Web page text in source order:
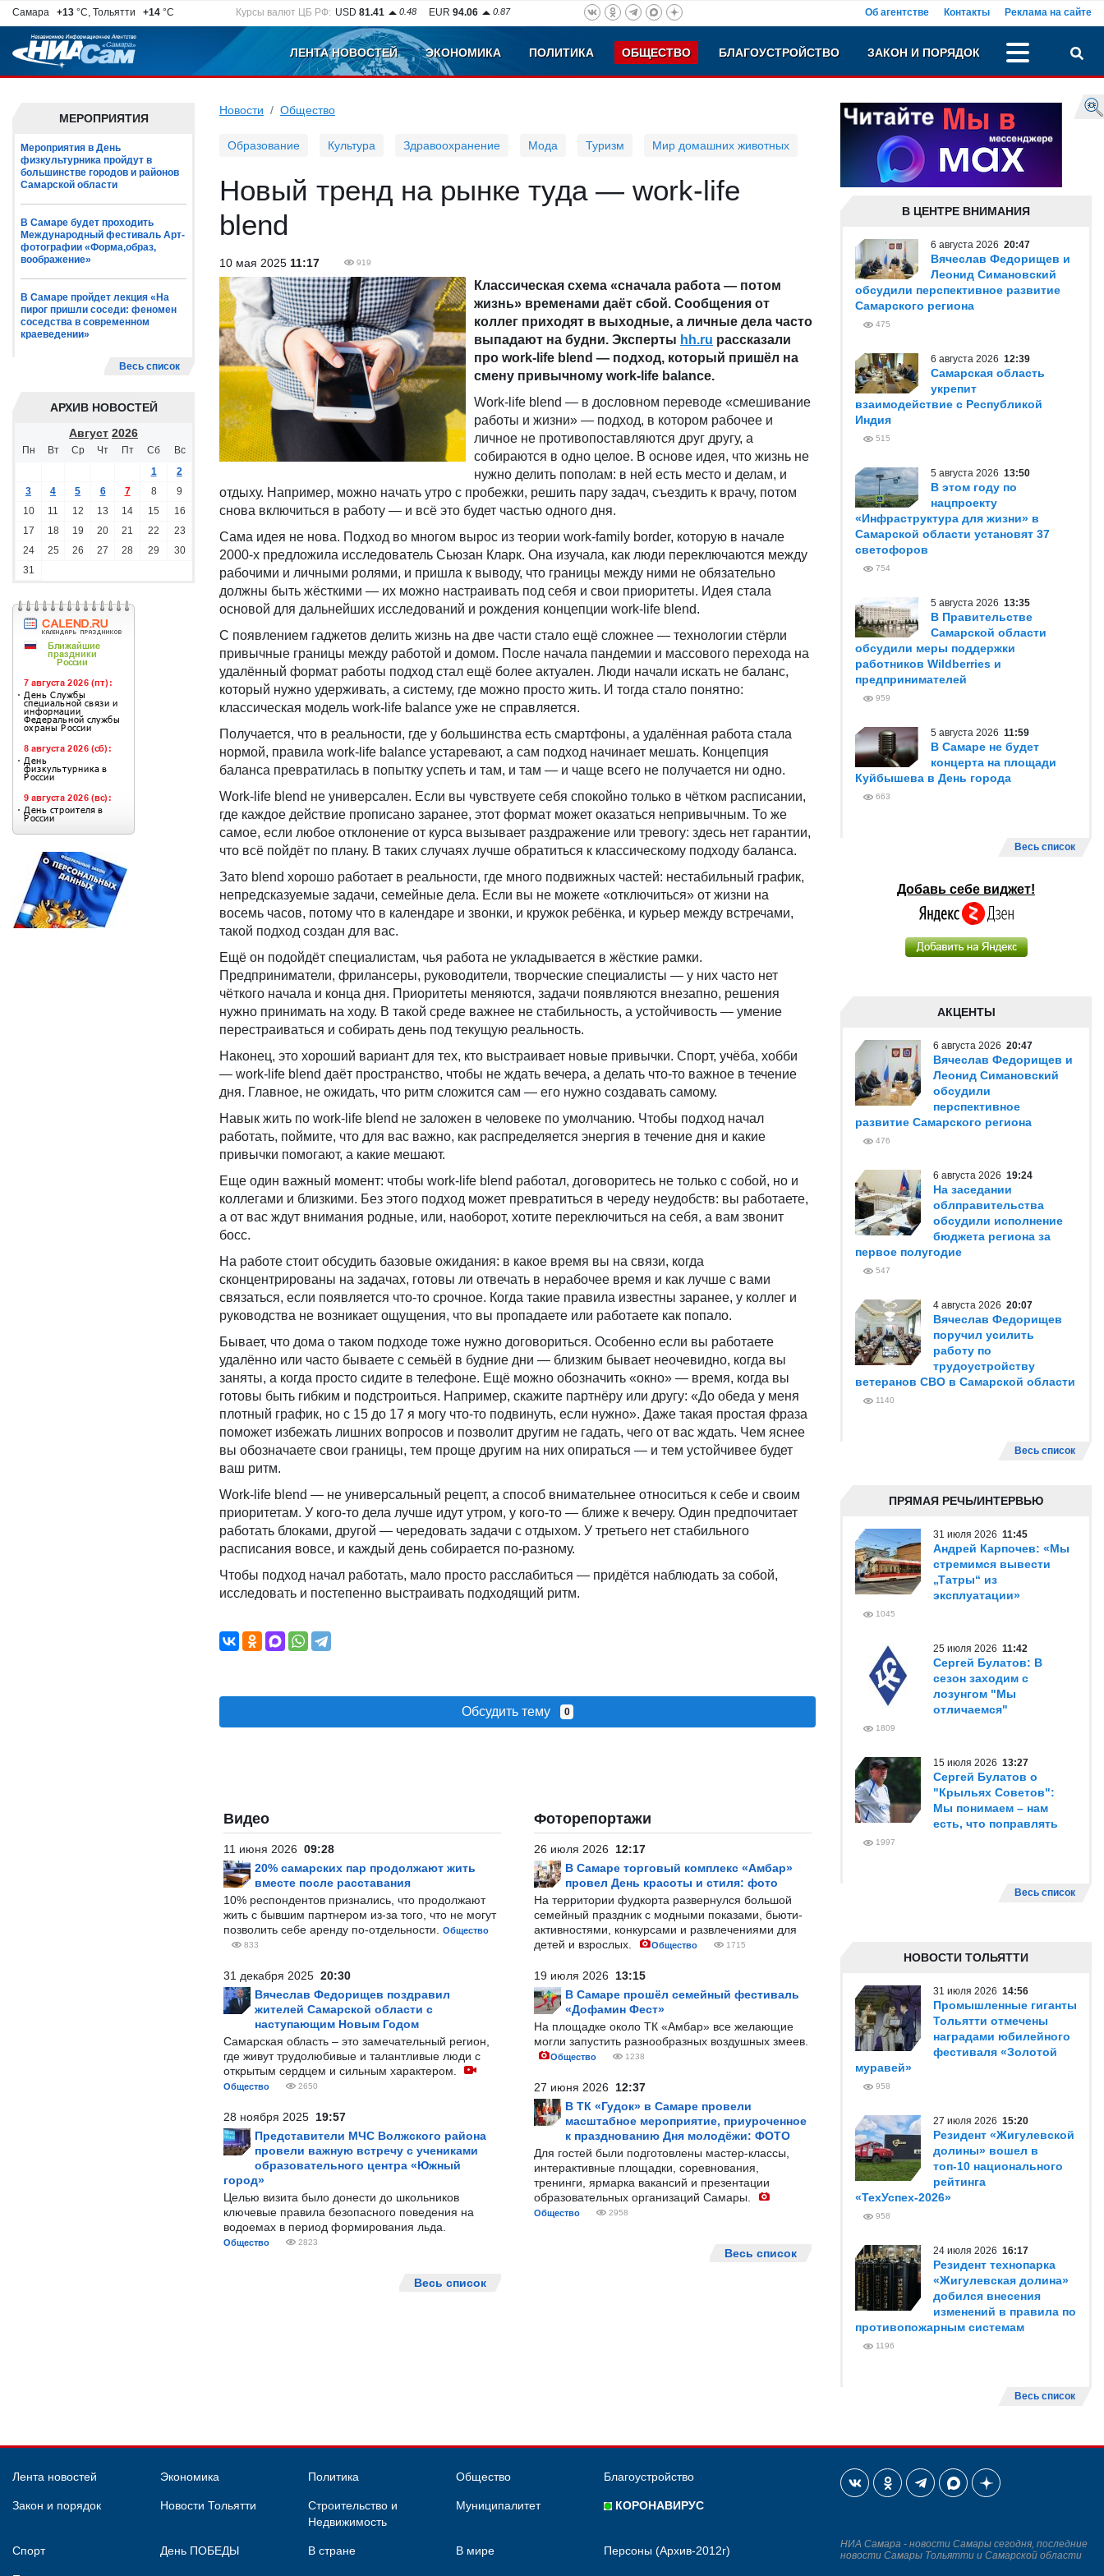
Самара +13 °C, Тольятти +14 °C Курсы валют ЦБ РФ: USD 81.41 0.48 EUR 94.06 0.87 Об агентстве Контакты Реклама на сайте
ЛЕНТА НОВОСТЕЙ ЭКОНОМИКА ПОЛИТИКА ОБЩЕСТВО БЛАГОУСТРОЙСТВО ЗАКОН И ПОРЯДОК
МЕРОПРИЯТИЯ
Мероприятия в День
физкультурника пройдут в
большинстве городов и районов
Самарской области
В Самаре будет проходить
Международный фестиваль Арт-
фотографии «Форма,образ,
воображение»
В Самаре пройдет лекция «На
пирог пришли соседи: феномен
соседства в современном
краеведении»
Весь список
АРХИВ НОВОСТЕЙ
Август 2026
Пн Вт Ср Чт Пт Сб
Вс
1
2
3
4 5 6 7 8
9
10
11 12 13 14 15
16
17
18 19 20 21 22
23
24
25 26 27 28 29
30
31
Новости Общество
Образование Культура Здравоохранение Мода Туризм Мир домашних животных
Новый тренд на рынке туда — work-life
blend
10 мая 2025 11:17 919
Классическая схема «сначала работа — потом
жизнь» временами даёт сбой. Сообщения от
коллег приходят в выходные, а личные дела часто
выпадают на будни. Эксперты hh.ru рассказали
про work-life blend — подход, который пришёл на
смену привычному work-life balance.
Work-life blend — в дословном переводе «смешивание
работы и жизни» — подход, в котором рабочее и
личное не противопоставляются друг другу, а
собираются в одно целое. В основе идея, что жизнь не
нужно делить пополам: в ней есть место и делам, и
отдыху. Например, можно начать утро с пробежки, решить пару задач, съездить к врачу, потом
снова включиться в работу — и всё это будет частью одного дня.
Сама идея не нова. Подход во многом вырос из теории work-family border, которую в начале
2000-х предложила исследователь Сьюзан Кларк. Она изучала, как люди переключаются между
рабочими и личными ролями, и пришла к выводу, что границы между ними не обязательно
должны быть жёсткими — их можно настраивать под себя и свои приоритеты. Идея стала
основой для дальнейших исследований и рождения концепции work-life blend.
С появлением гаджетов делить жизнь на две части стало ещё сложнее — технологии стёрли
привычные границы между работой и домом. После начала пандемии и массового перехода на
удалённый формат работы подход стал ещё более актуален. Люди начали искать не баланс,
который нужно удерживать, а систему, где можно просто жить. И тогда стало понятно:
классическая модель work-life balance уже не справляется.
Получается, что в реальности, где у большинства есть смартфоны, а удалённая работа стала
нормой, правила work-life balance устаревают, а сам подход начинает мешать. Концепция
баланса превратилась в попытку успеть и там, и там — и чаще всего не получается ни одно.
Work-life blend не универсален. Если вы чувствуете себя спокойно только в чётком расписании,
где каждое действие прописано заранее, этот формат может оказаться непривычным. То же
самое, если любое отклонение от курса вызывает раздражение или тревогу: здесь нет гарантии,
что всё пойдёт по плану. В таких случаях лучше обратиться к классическому подходу баланса.
Зато blend хорошо работает в реальности, где много подвижных частей: нестабильный график,
непредсказуемые задачи, семейные дела. Если вы не можете «отключиться» от жизни на
восемь часов, потому что в календаре и звонки, и кружок ребёнка, и курьер между встречами,
такой подход создан для вас.
Ещё он подойдёт специалистам, чья работа не укладывается в жёсткие рамки.
Предприниматели, фрилансеры, руководители, творческие специалисты — у них часто нет
чёткого начала и конца дня. Приоритеты меняются, задачи появляются внезапно, решения
нужно принимать на ходу. В такой среде важнее не стабильность, а устойчивость — умение
перестраиваться и собирать день под текущую реальность.
Наконец, это хороший вариант для тех, кто выстраивает новые привычки. Спорт, учёба, хобби
— work-life blend даёт пространство, чтобы не ждать вечера, а делать что-то важное в течение
дня. Главное, не ожидать, что ритм сложится сам — его нужно создавать самому.
Навык жить по work-life blend не заложен в человеке по умолчанию. Чтобы подход начал
работать, поймите, что для вас важно, как распределяется энергия в течение дня и какие
привычки помогают, а какие мешают.
Еще один важный момент: чтобы work-life blend работал, договоритесь не только с собой, но и
коллегами и близкими. Без этого подход может превратиться в череду неудобств: вы работаете,
а от вас ждут внимания родные, или, наоборот, хотите переключиться на себя, а вам звонит
босс.
На работе стоит обсудить базовые ожидания: в какое время вы на связи, когда
сконцентрированы на задачах, готовы ли отвечать в нерабочее время и как лучше с вами
связаться, если появляется что-то срочное. Когда такие правила известны заранее, у коллег и
руководства не возникает ощущения, что вы пропадаете или работаете как попало.
Бывает, что дома о таком подходе тоже нужно договориться. Особенно если вы работаете
удалённо или часто бываете с семьёй в будние дни — близким бывает неочевидно, когда вы
заняты, а когда просто сидите в телефоне. Ещё можно обозначить «окно» — время, когда вы
готовы быть гибким и подстроиться. Например, скажите партнёру или другу: «До обеда у меня
плотный график, но с 15 до 17 я могу что-то подвинуть, если нужно». Даже такая простая фраза
поможет избежать лишних вопросов и позволит другим не гадать, чего от вас ждать. Чем яснее
вы обозначаете свои границы, тем проще другим на них опираться — и тем устойчивее будет
ваш ритм.
Work-life blend — не универсальный рецепт, а способ внимательнее относиться к себе и своим
приоритетам. У кого-то дела лучше идут утром, у кого-то — ближе к вечеру. Один предпочитает
работать блоками, другой — чередовать задачи с отдыхом. У третьего нет стабильного
расписания вовсе, и каждый день собирается по-разному.
Чтобы подход начал работать, мало просто расслабиться — придётся наблюдать за собой,
исследовать и постепенно выстраивать подходящий ритм.
Обсудить тему 0
Видео
11 июня 2026 09:28
20% самарских пар продолжают жить
вместе после расставания
10% респондентов признались, что продолжают
жить с бывшим партнером из-за того, что не могут
позволить себе аренду по-отдельности.
Общество
833
31 декабря 2025 20:30
Вячеслав Федорищев поздравил
жителей Самарской области с
наступающим Новым Годом
Самарская область – это замечательный регион,
где живут трудолюбивые и талантливые люди с
открытым сердцем и сильным характером.
Общество 2650
28 ноября 2025 19:57
Представители МЧС Волжского района
провели важную встречу с учениками
образовательного центра «Южный
город»
Целью визита было донести до школьников
ключевые правила безопасного поведения на
водоемах в период формирования льда.
Общество 2823
Весь список
Фоторепортажи
26 июля 2026 12:17
В Самаре торговый комплекс «Амбар»
провел День красоты и стиля: фото
На территории фудкорта развернулся большой
семейный праздник с модными показами, бьюти-
активностями, конкурсами и развлечениями для
детей и взрослых.
Общество 1715
19 июля 2026 13:15
В Самаре прошёл семейный фестиваль
«Дофамин Фест»
На площадке около ТК «Амбар» все желающие
могли запустить разнообразных воздушных змеев.
Общество 1238
27 июня 2026 12:37
В ТК «Гудок» в Самаре провели
масштабное мероприятие, приуроченное
к празднованию Дня молодёжи: ФОТО
Для гостей были подготовлены мастер-классы,
интерактивные площадки, соревнования,
тренинги, ярмарка вакансий и презентации
образовательных организаций Самары.
Общество 2958
Весь список
В ЦЕНТРЕ ВНИМАНИЯ
6 августа 2026 20:47
Вячеслав Федорищев и
Леонид Симановский
обсудили перспективное развитие
Самарского региона
475
6 августа 2026 12:39
Самарская область
укрепит
взаимодействие с Республикой
Индия
515
5 августа 2026 13:50
В этом году по
нацпроекту
«Инфраструктура для жизни» в
Самарской области установят 37
светофоров
754
5 августа 2026 13:35
В Правительстве
Самарской области
обсудили меры поддержки
работников Wildberries и
предпринимателей
959
5 августа 2026 11:59
В Самаре не будет
концерта на площади
Куйбышева в День города
663
Весь список
Добавь себе виджет!
АКЦЕНТЫ
6 августа 2026 20:47
Вячеслав Федорищев и
Леонид Симановский
обсудили
перспективное
развитие Самарского региона
476
6 августа 2026 19:24
На заседании
облправительства
обсудили исполнение
бюджета региона за
первое полугодие
547
4 августа 2026 20:07
Вячеслав Федорищев
поручил усилить
работу по
трудоустройству
ветеранов СВО в Самарской области
1140
Весь список
ПРЯМАЯ РЕЧЬ/ИНТЕРВЬЮ
31 июля 2026 11:45
Андрей Карпочев: «Мы
стремимся вывести
„Татры“ из
эксплуатации»
1045
25 июля 2026 11:42
Сергей Булатов: В
сезон заходим с
лозунгом "Мы
отличаемся"
1809
15 июля 2026 13:27
Сергей Булатов о
"Крыльях Советов":
Мы понимаем – нам
есть, что поправлять
1997
Весь список
НОВОСТИ ТОЛЬЯТТИ
31 июля 2026 14:56
Промышленные гиганты
Тольятти отмечены
наградами юбилейного
фестиваля «Золотой
муравей»
958
27 июля 2026 15:20
Резидент «Жигулевской
долины» вошел в
топ-10 национального
рейтинга
«ТехУспех-2026»
958
24 июля 2026 16:17
Резидент технопарка
«Жигулевская долина»
добился внесения
изменений в правила по
противопожарным системам
1196
Весь список
Лента новостей Экономика Политика Общество Благоустройство
Закон и порядок Новости Тольятти
Строительство и
Недвижимость
Муниципалитет КОРОНАВИРУС
Спорт День ПОБЕДЫ В стране В мире Персоны (Архив-2012г)
НИА Самара - новости Самары сегодня, последние
новости Самары Тольятти и Самарской области